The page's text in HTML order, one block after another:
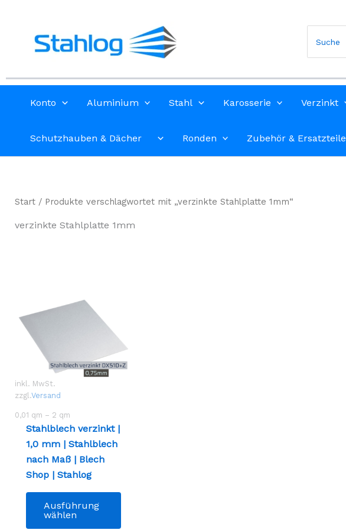
springen
for:
Konto Aluminium Stahl Karosserie Verzinkt
Schutzhauben & Dächer Ronden Zubehör & Ersatzteile
Start / Produkte verschlagwortet mit „verzinkte Stahlplatte 1mm“
verzinkte Stahlplatte 1mm
inkl. MwSt.
zzgl.Versand
0,01 qm – 2 qm
Stahlblech verzinkt |
1,0 mm | Stahlblech
nach Maß | Blech
Shop | Stahlog
Ausführung
wählen
Dieses
weist